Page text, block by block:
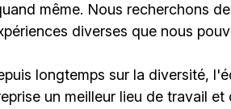
même. Nous recherchons
diverses que nous
longtemps sur la diversité,
un meilleur lieu de travail